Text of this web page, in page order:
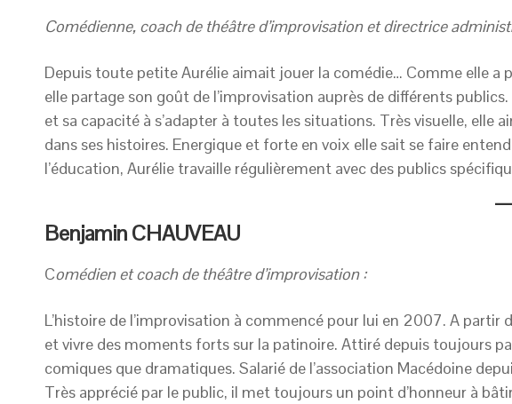
Comédienne, coach de théâtre d’improvisation et directrice
Depuis toute petite Aurélie aimait jouer la comédie… Comme elle a
elle partage son goût de l’improvisation auprès de différents
et sa capacité à s’adapter à toutes les situations. Très visuelle,
dans ses histoires. Energique et forte en voix elle sait se faire
l’éducation, Aurélie travaille régulièrement avec des publics
Benjamin CHAUVEAU
Comédien et coach de théâtre d’improvisation :
L’histoire de l’improvisation à commencé pour lui en 2007. A partir
et vivre des moments forts sur la patinoire. Attiré depuis toujours
comiques que dramatiques. Salarié de l’association Macédoine
Très apprécié par le public, il met toujours un point d’honneur à